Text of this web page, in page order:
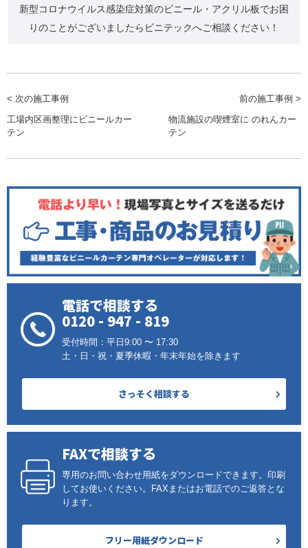
新型コロナウイルス感染症対策のビニール・アクリル板でお困
りのことがございましたらビニテックへご相談ください！
< 次の施工事例
工場内区画整理にビニールカー
テン
前の施工事例 >
物流施設の喫煙室に のれんカー
テン
電話で相談する
0120 - 947 - 819
受付時間：平日9:00 〜 17:30
土・日・祝・夏季休暇・年末年始を除きます
さっそく相談する
FAXで相談する
専用のお問い合わせ用紙をダウンロードできます。印刷
してお使いください。FAXまたはお電話でのご返答とな
ります。
フリー用紙ダウンロード